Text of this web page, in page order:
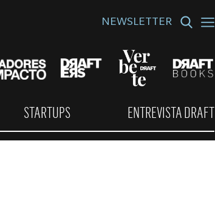
NEWSLETTER
STARTUPS ENTREVISTA DRAFT